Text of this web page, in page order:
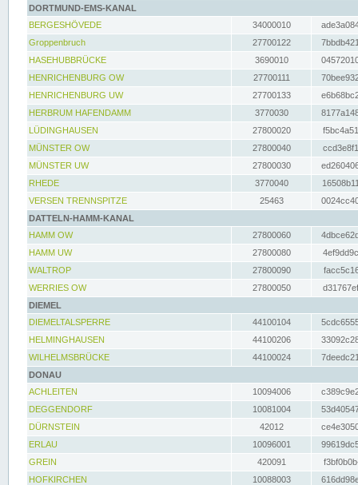
DORTMUND-EMS-KANAL
BERGESHÖVEDE
34000010
Groppenbruch
27700122
HASEHUBBRÜCKE
3690010
HENRICHENBURG OW
27700111
HENRICHENBURG UW
27700133
HERBRUM HAFENDAMM
3770030
LÜDINGHAUSEN
27800020
MÜNSTER OW
27800040
MÜNSTER UW
27800030
RHEDE
3770040
VERSEN TRENNSPITZE
25463
DATTELN-HAMM-KANAL
HAMM OW
27800060
HAMM UW
27800080
WALTROP
27800090
WERRIES OW
27800050
DIEMEL
DIEMELTALSPERRE
44100104
HELMINGHAUSEN
44100206
WILHELMSBRÜCKE
44100024
DONAU
ACHLEITEN
10094006
DEGGENDORF
10081004
DÜRNSTEIN
42012
ERLAU
10096001
GREIN
420091
HOFKIRCHEN
10088003